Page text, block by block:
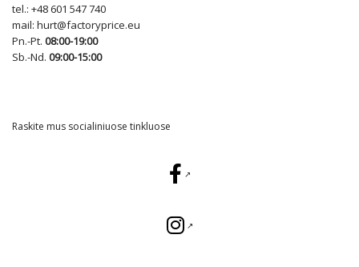
tel.: +48 601 547 740
mail: hurt@factoryprice.eu
Pn.-Pt. 08:00-19:00
Sb.-Nd. 09:00-15:00
Raskite mus socialiniuose tinkluose